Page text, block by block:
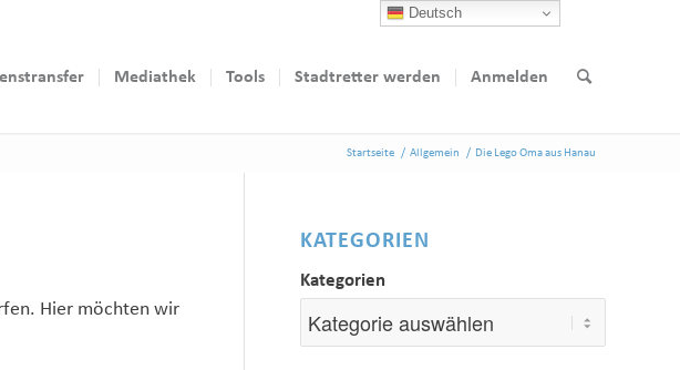
Mediathek Tools Stadtretter werden Anmelden
Startseite / Allgemein / Die Lego Oma aus Hanau
Hier möchten wir
KATEGORIEN
Kategorien
Deutsch